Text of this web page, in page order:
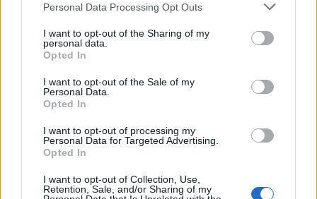
Personal Data Processing Opt Outs
I want to opt-out of the Sharing of my
personal data.
Opted In
I want to opt-out of the Sale of my
Personal Data.
Opted In
I want to opt-out of processing my
Personal Data for Targeted Advertising.
Opted In
I want to opt-out of Collection, Use,
Retention, Sale, and/or Sharing of my
Ανδρεάκος: «Δεν με ενδιαφέρει το πολιτικό
κόστος αλλά να υπάρχει νερό σήμερα, αύριο
και στο μέλλον»